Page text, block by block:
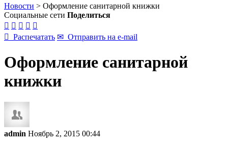
Новости > Оформление санитарной книжки
Социальные сети Поделиться
    
 Распечатать ✉ Отправить на e-mail
Оформление санитарной
книжки
admin Ноябрь 2, 2015 00:44